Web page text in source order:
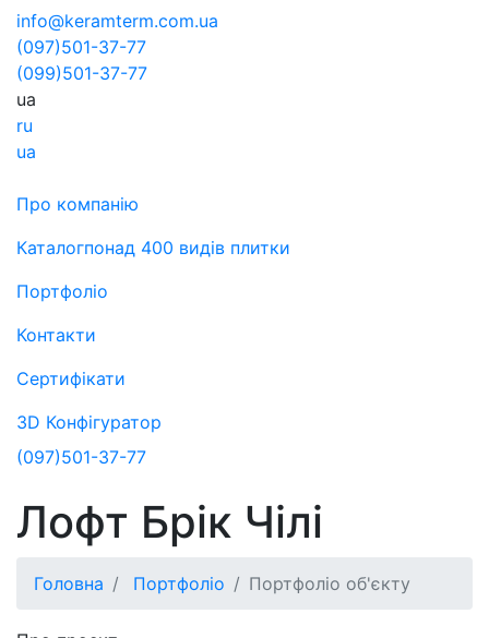
info@keramterm.com.ua
(097)501-37-77
(099)501-37-77
ua
ru
ua
Про компанію
Каталогпонад 400 видів плитки
Портфоліо
Контакти
Сертифікати
3D Конфігуратор
(097)501-37-77
Лофт Брік Чілі
Головна Портфоліо Портфоліо об'єкту